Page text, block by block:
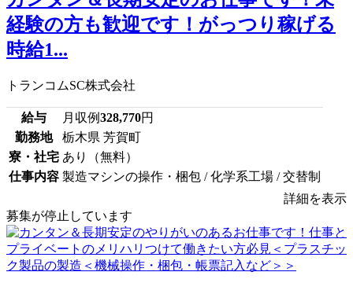
経験の方も歓迎です！がっつり稼げる
時給1...
トランコムSC株式会社
給与 月収例328,770円
勤務地
栃木県 芳賀町
寮・社宅 あり（無料）
仕事内容 製造マシンの操作・梱包 / 化学系工場 / 交替制
詳細を表示
募集が停止しています